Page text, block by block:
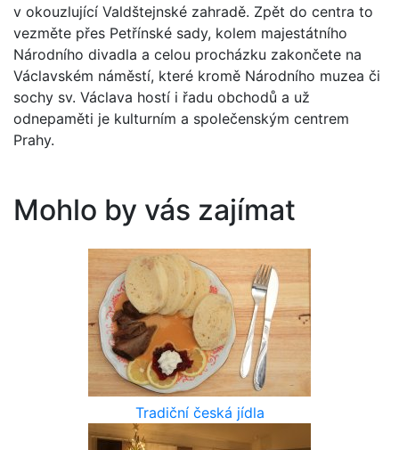
v okouzlující Valdštejnské zahradě. Zpět do centra to
vezměte přes Petřínské sady, kolem majestátního
Národního divadla a celou procházku zakončete na
Václavském náměstí, které kromě Národního muzea či
sochy sv. Václava hostí i řadu obchodů a už
odnepaměti je kulturním a společenským centrem
Prahy.
Mohlo by vás zajímat
Tradiční česká jídla